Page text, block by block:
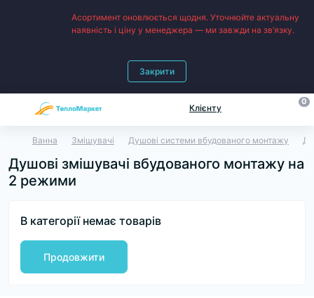
Асортимент оновлюється щодня. Уточнюйте актуальну
наявність і ціну у менеджера — ми завжди на зв’язку.
Закрити
Клієнту
0
Ванна Змішувачі Душові системи вбудованого монтажу
Душові змішувачі вбудованого монтажу на
2 режими
В категорії немає товарів
Продовжити